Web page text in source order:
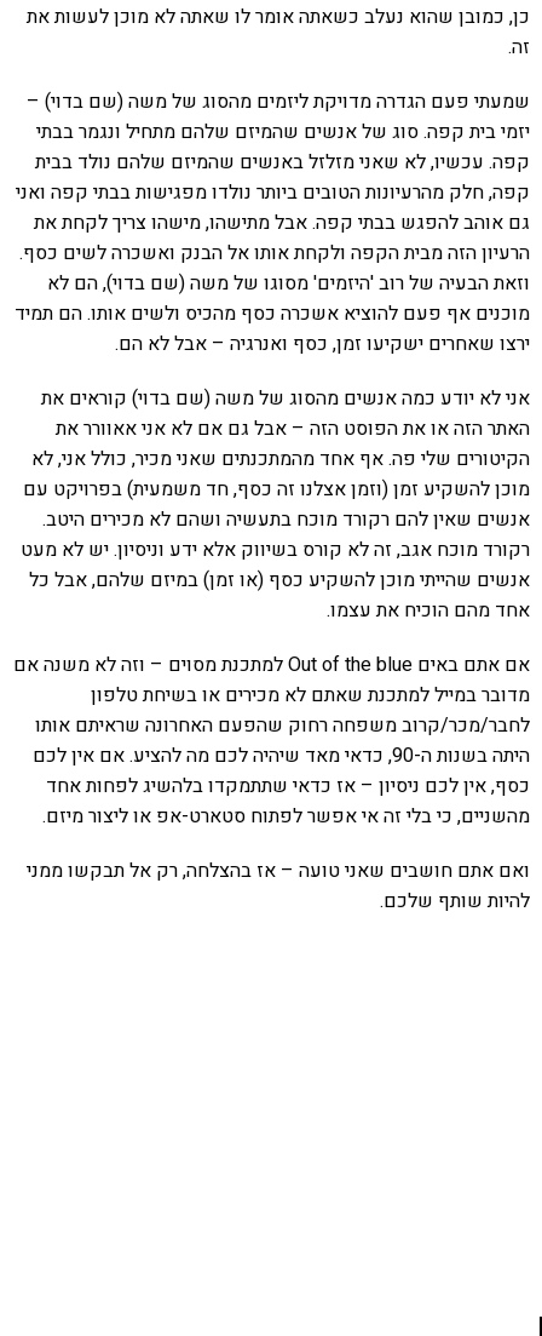
כן, כמובן שהוא נעלב כשאתה אומר לו שאתה לא מוכן לעשות את
זה.
שמעתי פעם הגדרה מדויקת ליזמים מהסוג של משה (שם בדוי) –
יזמי בית קפה. סוג של אנשים שהמיזם שלהם מתחיל ונגמר בבתי
קפה. עכשיו, לא שאני מזלזל באנשים שהמיזם שלהם נולד בבית
קפה, חלק מהרעיונות הטובים ביותר נולדו מפגישות בבתי קפה ואני
גם אוהב להפגש בבתי קפה. אבל מתישהו, מישהו צריך לקחת את
הרעיון הזה מבית הקפה ולקחת אותו אל הבנק ואשכרה לשים כסף.
וזאת הבעיה של רוב 'היזמים' מסוגו של משה (שם בדוי), הם לא
מוכנים אף פעם להוציא אשכרה כסף מהכיס ולשים אותו. הם תמיד
ירצו שאחרים ישקיעו זמן, כסף ואנרגיה – אבל לא הם.
אני לא יודע כמה אנשים מהסוג של משה (שם בדוי) קוראים את
האתר הזה או את הפוסט הזה – אבל גם אם לא אני אאוורר את
הקיטורים שלי פה. אף אחד מהמתכנתים שאני מכיר, כולל אני, לא
מוכן להשקיע זמן (וזמן אצלנו זה כסף, חד משמעית) בפרויקט עם
אנשים שאין להם רקורד מוכח בתעשיה ושהם לא מכירים היטב.
רקורד מוכח אגב, זה לא קורס בשיווק אלא ידע וניסיון. יש לא מעט
אנשים שהייתי מוכן להשקיע כסף (או זמן) במיזם שלהם, אבל כל
אחד מהם הוכיח את עצמו.
אם אתם באים Out of the blue למתכנת מסוים – וזה לא משנה אם
מדובר במייל למתכנת שאתם לא מכירים או בשיחת טלפון
לחבר/מכר/קרוב משפחה רחוק שהפעם האחרונה שראיתם אותו
היתה בשנות ה-90, כדאי מאד שיהיה לכם מה להציע. אם אין לכם
כסף, אין לכם ניסיון – אז כדאי שתתמקדו בלהשיג לפחות אחד
מהשניים, כי בלי זה אי אפשר לפתוח סטארט-אפ או ליצור מיזם.
ואם אתם חושבים שאני טועה – אז בהצלחה, רק אל תבקשו ממני
להיות שותף שלכם.